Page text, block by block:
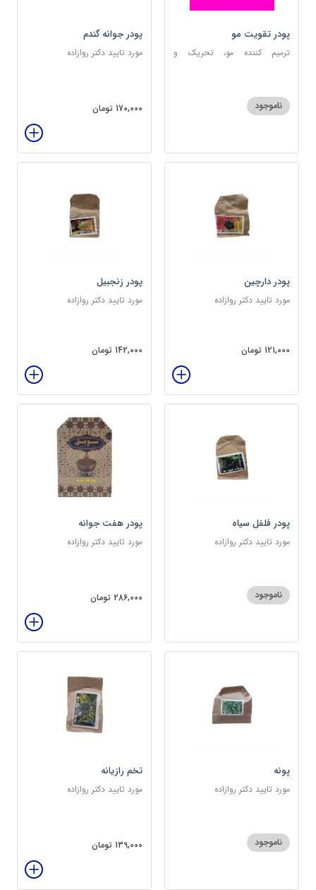
پودر تقویت مو
ترمیم کننده مو، تحریک و
ناموجود
پودر جوانه گندم
مورد تایید دکتر روازاده
170,000 تومان
پودر دارچین
مورد تایید دکتر روازاده
121,000 تومان
پودر زنجبیل
مورد تایید دکتر روازاده
142,000 تومان
پودر فلفل سیاه
مورد تایید دکتر روازاده
ناموجود
پودر هفت جوانه
مورد تایید دکتر روازاده
286,000 تومان
پونه
مورد تایید دکتر روازاده
ناموجود
تخم رازیانه
مورد تایید دکتر روازاده
139,000 تومان